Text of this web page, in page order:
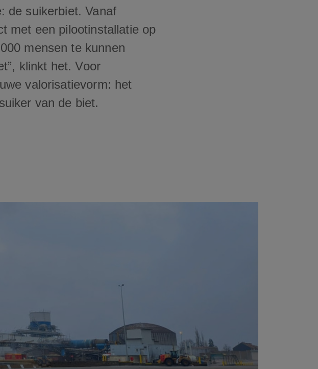
de suikerbiet. Vanaf
met een pilootinstallatie op
mensen te kunnen
klinkt het. Voor
valorisatievorm: het
van de biet.